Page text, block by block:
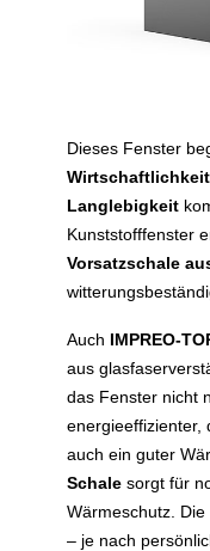
Dieses Fenster
Wirtschaftlichkeit
Langlebigkeit
Kunststofffenster
Vorsatzschale
Auch IMPREO-
aus
das Fenster nicht
energieeffizienter,
auch ein guter
Schale sorgt für
Wärmeschutz.
– je nach